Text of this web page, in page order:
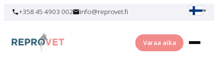
Skip
to
content
+358 45 4903 002 info@reprovet.fi
Varaa aika